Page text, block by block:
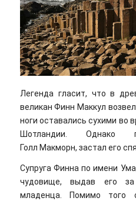
Легенда гласит, что в
великан Финн Маккул
ноги оставались сухими во
Шотландии. Однако
Голл Макморн, застал его
Супруга Финна по имени
чудовище, выдав его
младенца. Помимо того